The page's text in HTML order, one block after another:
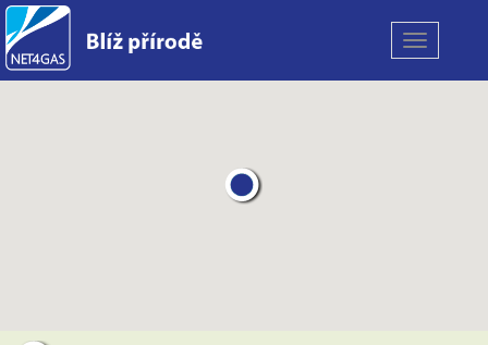
Toggle
navigation